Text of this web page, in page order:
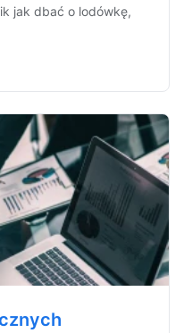
jak dbać o lodówkę,